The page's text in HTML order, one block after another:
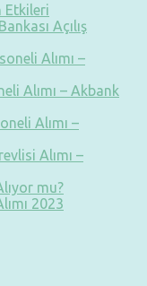
Etkileri
Açılış
Alımı –
Alımı – Akbank
Alımı –
Alımı –
mu?
2023